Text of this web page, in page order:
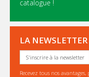
catalogue !
LA
S'inscrire à la newsletter
Recevez tous nos